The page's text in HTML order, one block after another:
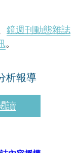
鏡週刊動態雜誌
。
析報導
讀